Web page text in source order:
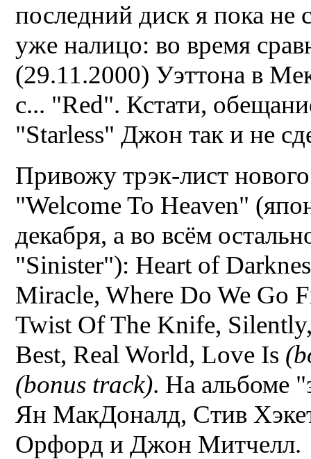
последний диск я пока
уже налицо: во время
(29.11.2000) Уэттона в
с... "Red". Кстати,
"Starless" Джон так и не
Привожу трэк-лист
"Welcome To Heaven"
декабря, а во всём
"Sinister"): Heart of
Miracle, Where Do We Go
Twist Of The Knife,
Best, Real World, Love Is
(bonus track). На альбоме
Ян МакДоналд, Стив
Орфорд и Джон Митчелл.